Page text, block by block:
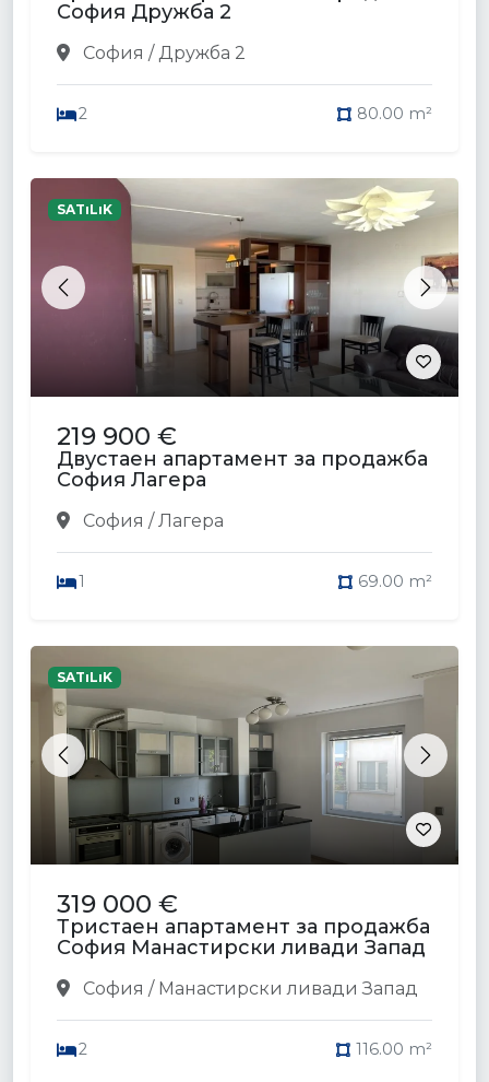
София Дружба 2
София / Дружба 2
2 80.00 m²
Previous Next
SATıLıK
219 900 €
Двустаен апартамент за продажба
София Лагера
София / Лагера
1 69.00 m²
Previous Next
SATıLıK
319 000 €
Тристаен апартамент за продажба
София Манастирски ливади Запад
София / Манастирски ливади Запад
2 116.00 m²